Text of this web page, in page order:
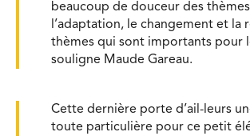
beaucoup de douceur des
l’adaptation, le changement et la
thèmes qui sont importants pour
souligne Maude Gareau.
Cette dernière porte d’ail-leurs
toute particulière pour ce petit